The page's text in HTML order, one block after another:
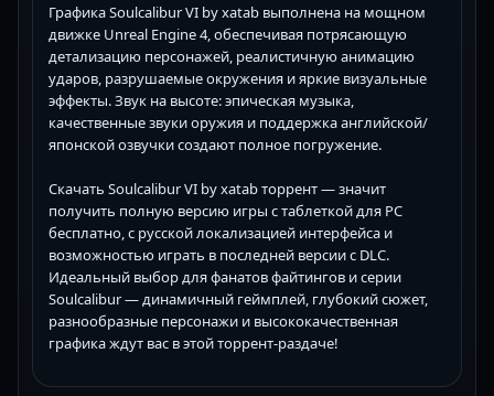
Графика Soulcalibur VI by xatab выполнена на мощном
движке Unreal Engine 4, обеспечивая потрясающую
детализацию персонажей, реалистичную анимацию
ударов, разрушаемые окружения и яркие визуальные
эффекты. Звук на высоте: эпическая музыка,
качественные звуки оружия и поддержка английской/
японской озвучки создают полное погружение.
Скачать Soulcalibur VI by xatab торрент — значит
получить полную версию игры с таблеткой для PC
бесплатно, с русской локализацией интерфейса и
возможностью играть в последней версии с DLC.
Идеальный выбор для фанатов файтингов и серии
Soulcalibur — динамичный геймплей, глубокий сюжет,
разнообразные персонажи и высококачественная
графика ждут вас в этой торрент-раздаче!